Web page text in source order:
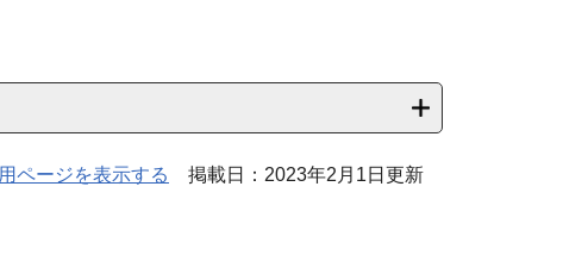
ページを表示する 掲載日：2023年2月1日更新